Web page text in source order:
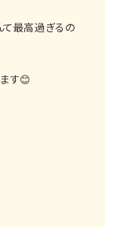
て最高過ぎるの
す😊